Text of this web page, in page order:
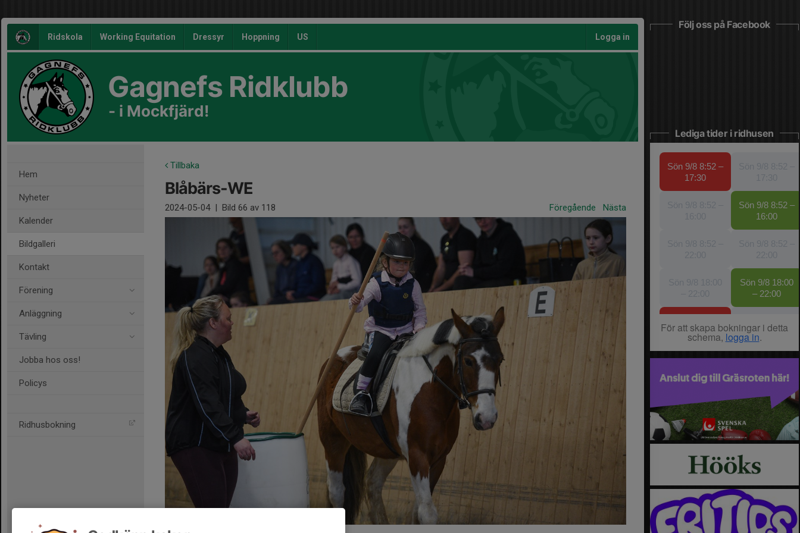
Ridskola Working Equitation Dressyr Hoppning US Logga in
Gagnefs Ridklubb
- i Mockfjärd!
Hem
Nyheter
Kalender
Bildgalleri
Kontakt
Förening
Anläggning
Tävling
Jobba hos oss!
Policys
Ridhusbokning
Tillbaka
Blåbärs-WE
2024-05-04 | Bild 66 av 118 Föregående Nästa
Följ oss på Facebook
Lediga tider i ridhusen